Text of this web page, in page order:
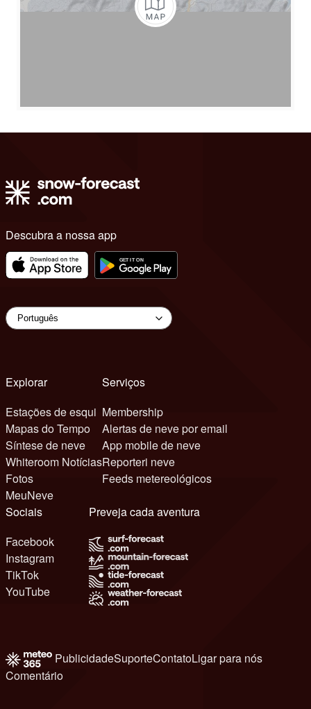
Descubra a nossa app
Explorar
Estações de esqui
Mapas do Tempo
Síntese de neve
Whiteroom Notícias
Fotos
MeuNeve
Serviços
Membership
Alertas de neve por email
App mobile de neve
Reporteri neve
Feeds metereológicos
Sociais
Facebook
Instagram
TikTok
YouTube
Preveja cada aventura
PublicidadeSuporteContatoLigar para nós
Comentário